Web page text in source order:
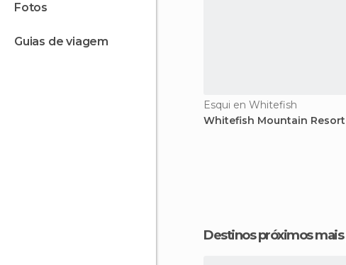
fotos
guias de viagem
Esqui en Whitefish
Whitefish Mountain Resort
Destinos próximos